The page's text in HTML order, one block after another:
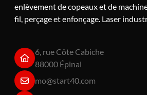
enlèvement de copeaux et de
fil, perçage et enfonçage. Laser
6, rue Côte Cabiche
88000 Épinal
mo@start40.com